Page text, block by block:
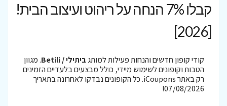
קבלו 7% הנחה על ריהוט ועיצוב הבית!
[2026]
קודי קופון חדשים והנחות פעילות למותגביתילי / Betili
. מגוון
הטבות וקופונים לשימוש מיידי, כולל מבצעים בלעדיים הזמינים
רק באתר iCoupons. כל הקופונים נבדקו לאחרונה בתאריך
07/08/2026!